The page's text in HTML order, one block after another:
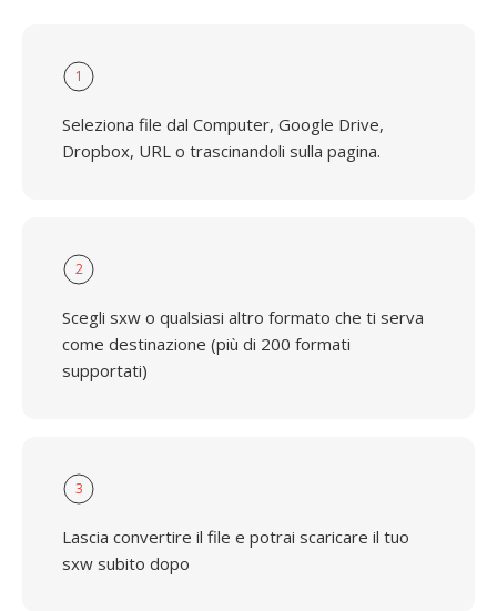
1
Seleziona file dal Computer, Google Drive,
Dropbox, URL o trascinandoli sulla pagina.
2
Scegli sxw o qualsiasi altro formato che ti serva
come destinazione (più di 200 formati
supportati)
3
Lascia convertire il file e potrai scaricare il tuo
sxw subito dopo